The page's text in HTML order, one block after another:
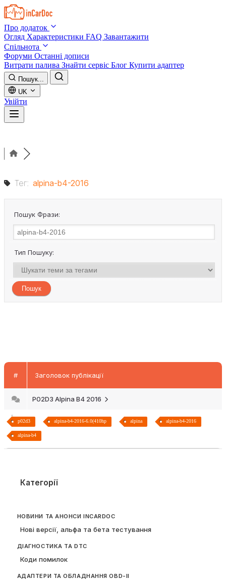
Skip to main content
Про додаток
Огляд Характеристики FAQ Завантажити
Спільнота
Форуми Останні дописи
Витрати палива Знайти сервіс Блог Купити адаптер
Пошук...
UK
Увійти
Тег: alpina-b4-2016
Пошук Фрази:
Тип Пошуку:
# Заголовок публікації
P02D3 Alpina B4 2016
p02d3 alpina-b4-2016-6.0(410hp alpina alpina-b4-2016
alpina-b4
Категорії
НОВИНИ ТА АНОНСИ INCARDOC
Нові версії, альфа та бета тестування
ДІАГНОСТИКА ТА DTC
Коди помилок
АДАПТЕРИ ТА ОБЛАДНАННЯ OBD-II